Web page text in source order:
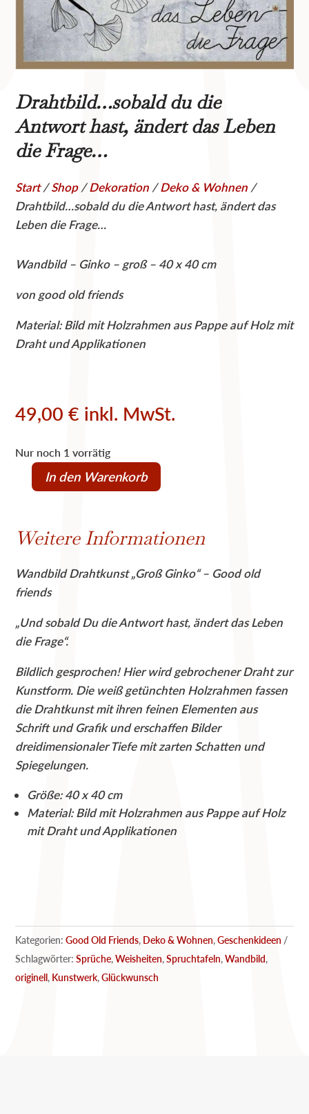
Drahtbild…sobald du die
Antwort hast, ändert das Leben
die Frage…
Start/Shop/Dekoration /Deko & Wohnen /
Drahtbild…sobald du die Antwort hast, ändert das
Leben die Frage…
Wandbild – Ginko – groß – 40 x 40 cm
von good old friends
Material: Bild mit Holzrahmen aus Pappe auf Holz mit
Draht und Applikationen
49,00€ inkl. MwSt.
Nur noch 1 vorrätig
Drahtbild...sobald
Antwort
ändert
das
Leben
die
Menge
In den Warenkorb
Weitere Informationen
Wandbild Drahtkunst „Groß Ginko“ – Good old
friends
„Und sobald Du die Antwort hast, ändert das Leben
die Frage“.
Bildlich gesprochen! Hier wird gebrochener Draht zur
Kunstform. Die weiß getünchten Holzrahmen fassen
die Drahtkunst mit ihren feinen Elementen aus
Schrift und Grafik und erschaffen Bilder
dreidimensionaler Tiefe mit zarten Schatten und
Spiegelungen.
Größe: 40 x 40 cm
Material: Bild mit Holzrahmen aus Pappe auf Holz
mit Draht und Applikationen
Kategorien:Good Old Friends, Deko & Wohnen,Geschenkideen
Schlagwörter:Sprüche,Weisheiten,Spruchtafeln,Wandbild,
originell, Kunstwerk,Glückwunsch